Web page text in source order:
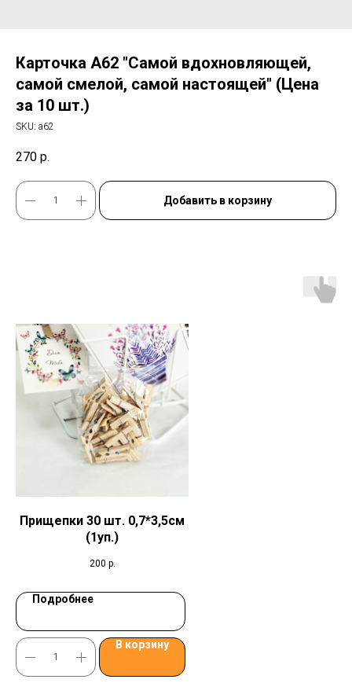
Карточка А62 "Самой вдохновляющей,
самой смелой, самой настоящей" (Цена
за 10 шт.)
SKU: а62
270 р.
Добавить в корзину
Прищепки 30 шт. 0,7*3,5см
(1уп.)
200 р.
Подробнее
В корзину